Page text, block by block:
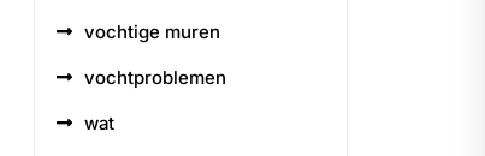
vochtige muren
vochtproblemen
wat